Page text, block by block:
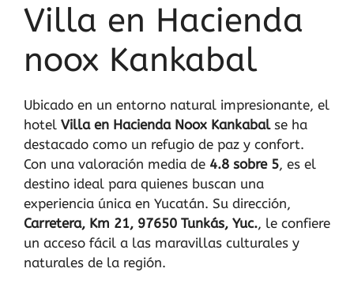
Villa en Hacienda
noox Kankabal
Ubicado en un entorno natural impresionante, el
hotel Villa en Hacienda Noox Kankabalse ha
destacado como un refugio de paz y confort.
Con una valoración media de 4.8 sobre 5, es el
destino ideal para quienes buscan una
experiencia única en Yucatán. Su dirección,
Carretera, Km 21, 97650 Tunkás, Yuc., le confiere
un acceso fácil a las maravillas culturales y
naturales de la región.